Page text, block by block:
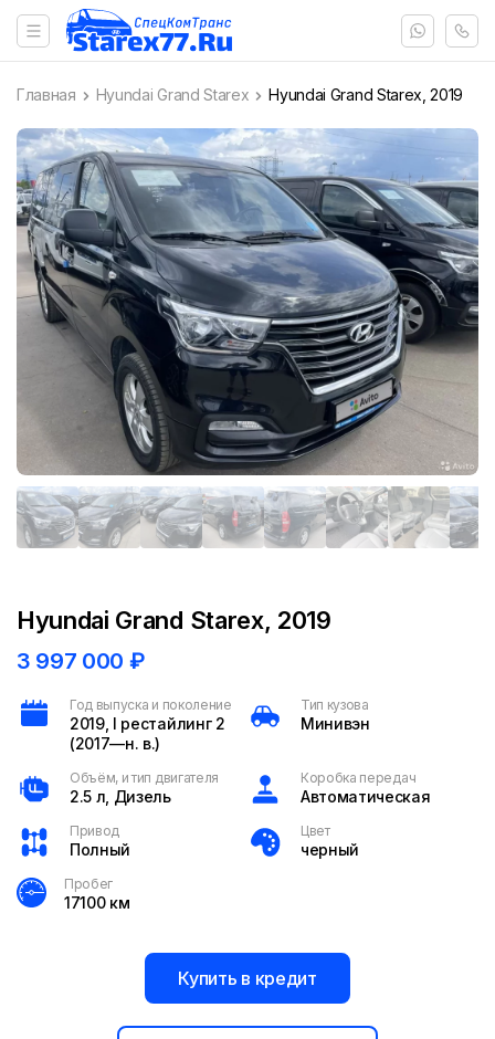
Главная Hyundai Grand Starex Hyundai Grand Starex, 2019
Hyundai Grand Starex, 2019
3 997 000 ₽
Год выпуска и поколение
2019, I рестайлинг 2
(2017—н. в.)
Тип кузова
Минивэн
Объём, и тип двигателя
2.5 л, Дизель
Коробка передач
Автоматическая
Привод
Полный
Цвет
черный
Пробег
17100 км
Купить в кредит